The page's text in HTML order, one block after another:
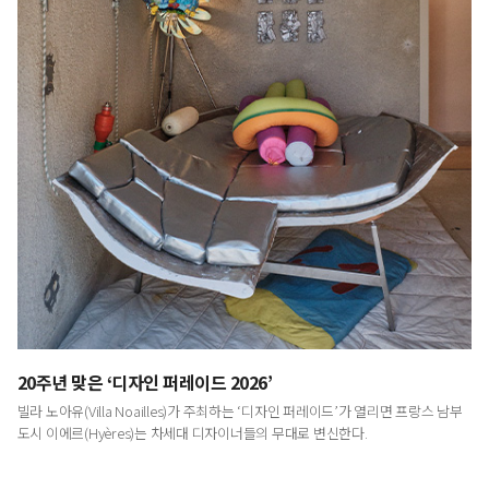
빌라 노아유(Villa Noailles)가 주최하는 ‘디자인 퍼레이드’가 열리면 프랑스 남부
도시 이에르(Hyères)는 차세대 디자이너들의 무대로 변신한다.